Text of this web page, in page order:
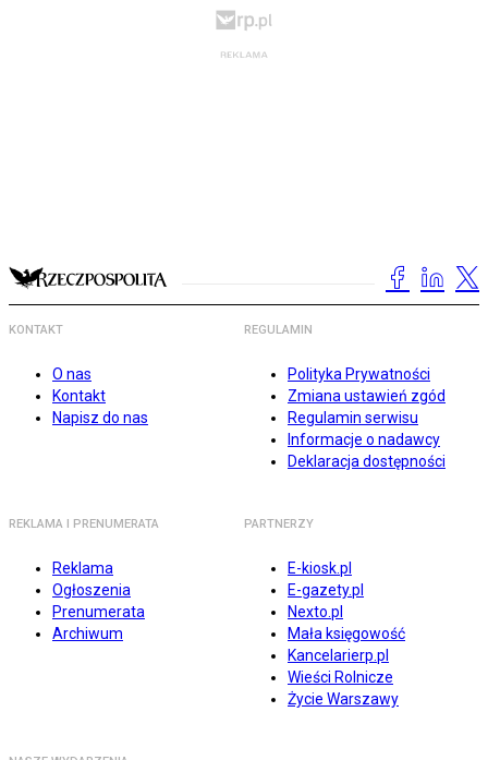
KONTAKT
O nas
Kontakt
Napisz do nas
REGULAMIN
Polityka Prywatności
Zmiana ustawień zgód
Regulamin serwisu
Informacje o nadawcy
Deklaracja dostępności
REKLAMA I PRENUMERATA
Reklama
Ogłoszenia
Prenumerata
Archiwum
PARTNERZY
E-kiosk.pl
E-gazety.pl
Nexto.pl
Mała księgowość
Kancelarierp.pl
Wieści Rolnicze
Życie Warszawy